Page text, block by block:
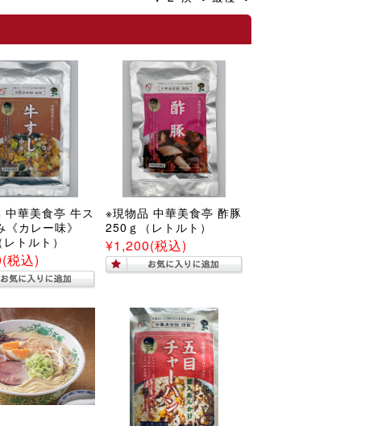
中華美食亭 牛ス
《カレー味》
トルト）
(税込)
※現物品 中華美食亭 酢豚
250ｇ（レトルト）
¥1,200(税込)